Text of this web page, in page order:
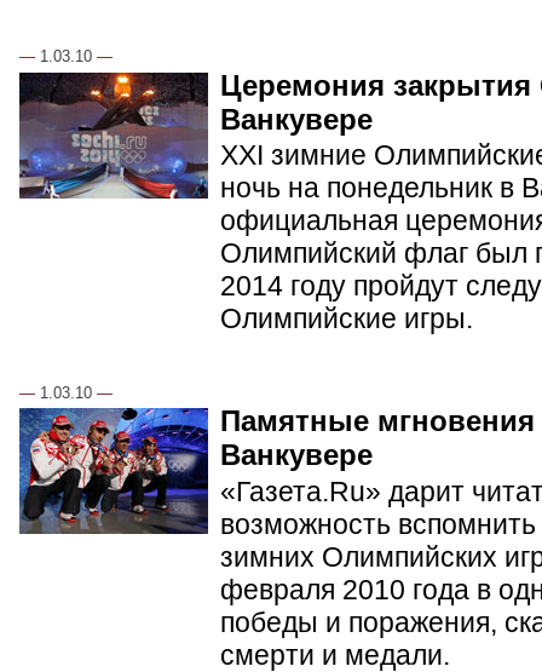
— 1.03.10 —
Церемония
Ванкувере
XXI зимние
ночь на понедельник в
официальная
Олимпийский флаг был
2014 году пройдут
Олимпийские игры.
— 1.03.10 —
Памятные
Ванкувере
«Газета.Ru» дарит
возможность
зимних Олимпийских
февраля 2010 года в
победы и поражения,
смерти и медали.